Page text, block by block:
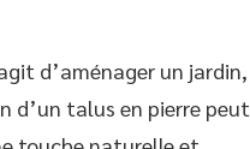
d’aménager un jardin,
d’un talus en pierre peut